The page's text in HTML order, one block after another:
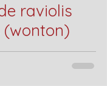
raviolis
(wonton)